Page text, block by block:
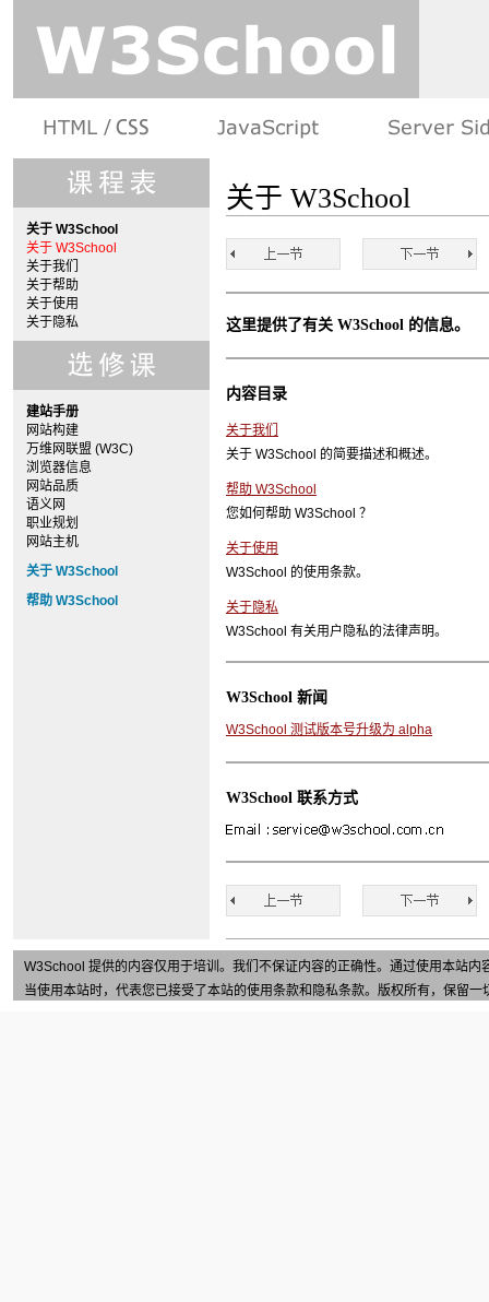
关于 W3School
关于 W3School
关于我们
关于帮助
关于使用
关于隐私
建站手册
网站构建
万维网联盟 (W3C)
浏览器信息
网站品质
语义网
职业规划
网站主机
关于 W3School
帮助 W3School
关于 W3School
这里提供了有关 W3School 的信息。
内容目录
关于我们
关于 W3School 的简要描述和概述。
帮助 W3School
您如何帮助 W3School ？
关于使用
W3School 的使用条款。
关于隐私
W3School 有关用户隐私的法律声明。
W3School 新闻
W3School 测试版本号升级为 alpha
W3School 联系方式
W3School 提供的内容仅用于培训。我们不保证内容的正确性。通过使用本站
当使用本站时，代表您已接受了本站的使用条款和 隐私条款。版权所有，保留一